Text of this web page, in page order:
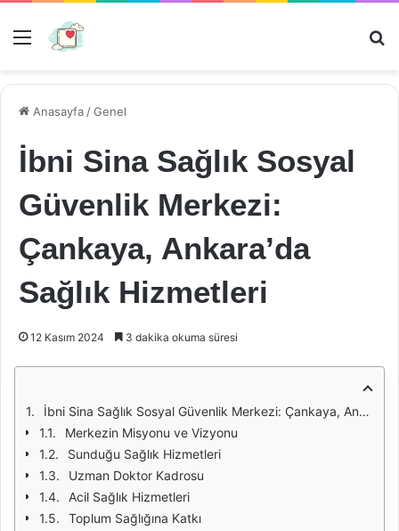
Menü
Anasayfa /Genel
İbni Sina Sağlık Sosyal
Güvenlik Merkezi:
Çankaya, Ankara’da
Sağlık Hizmetleri
12 Kasım 2024 3 dakika okuma süresi
İbni Sina Sağlık Sosyal Güvenlik Merkezi: Çankaya, Ankara'da Sağlık Hizmetleri
Merkezin Misyonu ve Vizyonu
Sunduğu Sağlık Hizmetleri
Uzman Doktor Kadrosu
Acil Sağlık Hizmetleri
Toplum Sağlığına Katkı